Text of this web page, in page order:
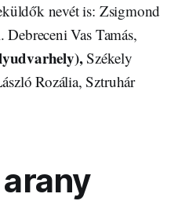
nevét is: Zsigmond
Vas Tamás,
Székely
Rozália, Sztruhár